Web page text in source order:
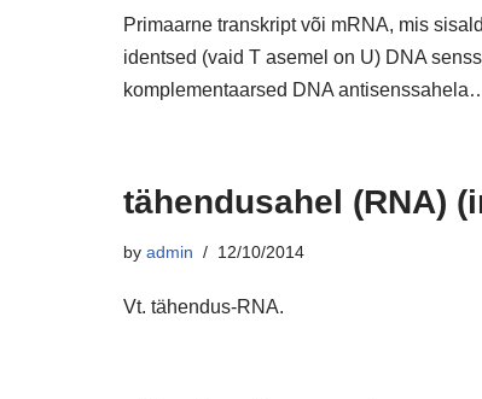
Primaarne transkript või mRNA, mis
identsed (vaid T asemel on U) DNA
komplementaarsed DNA
tähendusahel (RNA)
by admin 12/10/2014
Vt. tähendus-RNA.